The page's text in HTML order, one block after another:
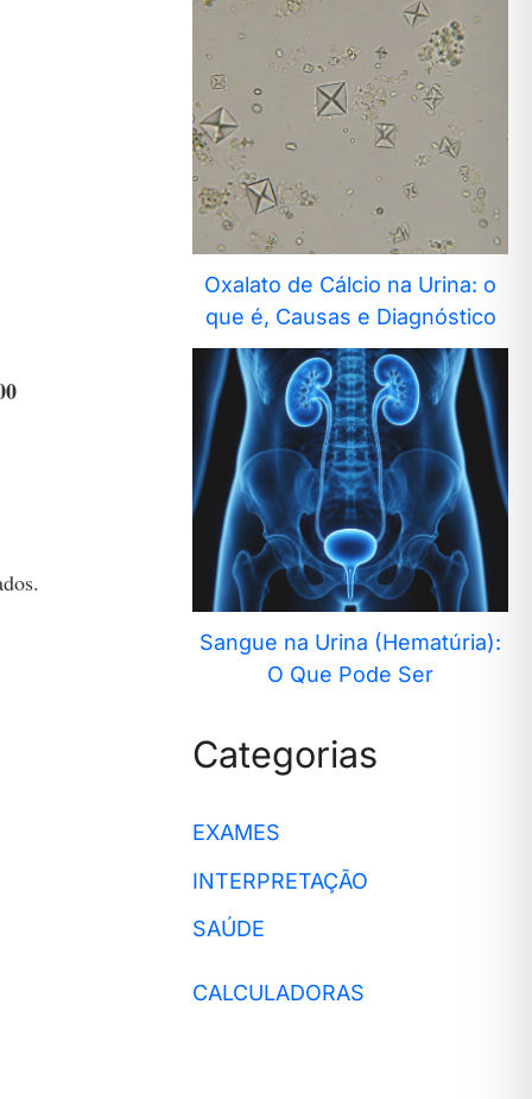
Oxalato de Cálcio na Urina: o
que é, Causas e Diagnóstico
Sangue na Urina (Hematúria):
O Que Pode Ser
Categorias
EXAMES
INTERPRETAÇÃO
SAÚDE
CALCULADORAS